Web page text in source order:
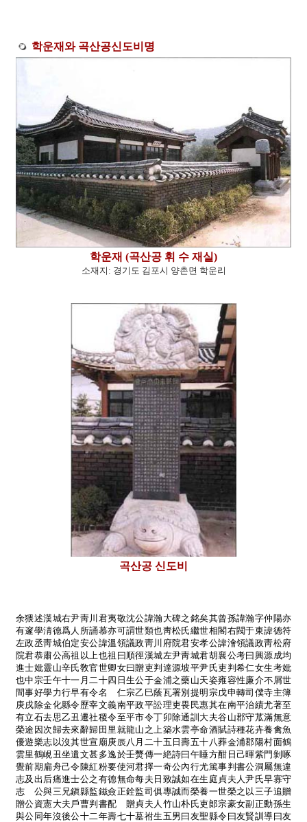
학운재와 곡산공신도비명
학운재 (곡산공 휘 수 재실)
소재지: 경기도 김포시 양촌면 학운리
곡산공 신도비
余猥述漢城右尹靑川君夷敬沈公諱瀚大碑之銘矣其曾孫諱瀚字仲陽亦
有邃學淸德爲人所誦慕亦可謂世類也靑松氏繼世相閣右閥于東諱德符
左政丞靑城伯定安公諱溫領議政靑川府院君安孝公諱澮領議政靑松府
院君恭肅公高祖以上也祖曰順徑漢城左尹靑城君胡襄公考曰興源成均
進士妣靈山辛氏敎官世卿女曰贈吏判達源坡平尹氏吏判希仁女生考妣
也中宗壬午十一月二十四日生公于金浦之藥山天姿雍容性廉介不屑世
間事好學力行早有令名 仁宗乙巳蔭瓦署別提明宗戊申轉司僕寺主簿
庚戌除金化縣令歷宰文義南平政平訟理吏畏民惠其在南平治績尤著至
有立石去思乙丑遷社稷令至平市令丁卯除通訓大夫谷山郡守苽滿無意
榮途因次歸去來辭歸田里就龍山之上築水雲亭命酒賦詩種花卉養禽魚
優遊樂志以沒其世宣廟庚辰八月二十五日壽五十八葬金浦郡陽村面鶴
雲里鶴峴丑坐遺文甚多逸於壬燹傳一絶詩曰午睡方酣日己暉紫門剝啄
覺前期扁舟己令陳紅粉要使河君擇一奇公內行尤篤事判書公洞屬無違
志及出后痛進士公之有德無命每夫日致誠如在生庭貞夫人尹氏早寡守
志 公與三兄鎭縣監鎡僉正銓監司俱專誠而榮養一世榮之以三子追贈
贈公資憲大夫戶曹判書配 贈貞夫人竹山朴氏吏郞宗豪女副正勳孫生
與公同年沒後公十二年壽七十墓祔生五男曰友聖縣令曰友賢訓導曰友